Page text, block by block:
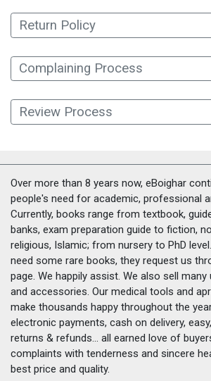
Return Policy
Complaining Process
Review Process
Over more than 8 years now, eBoighar
people's need for academic, professional
Currently, books range from textbook,
banks, exam preparation guide to fiction,
religious, Islamic; from nursery to PhD
need some rare books, they request us
page. We happily assist. We also sell
and accessories. Our medical tools and
make thousands happy throughout the
electronic payments, cash on delivery,
returns & refunds... all earned love of
complaints with tenderness and sincere
best price and quality.